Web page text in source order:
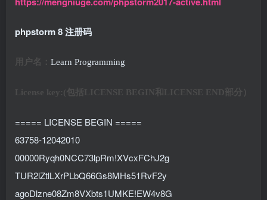
phpstorm 8 注册码
用户名： Learn Programming
License key:(包括LICENSE BEGIN和 LICENSE END部分）
===== LICENSE BEGIN =====
63758-12042010
00000Ryqh0NCC73lpRm!XVcxFChJ2g
TUR2lZtlLXrPLbQ66Gs8MHs51RvF2y
agoDlzne08Zm8VXbts1UMKE!EW4v8G